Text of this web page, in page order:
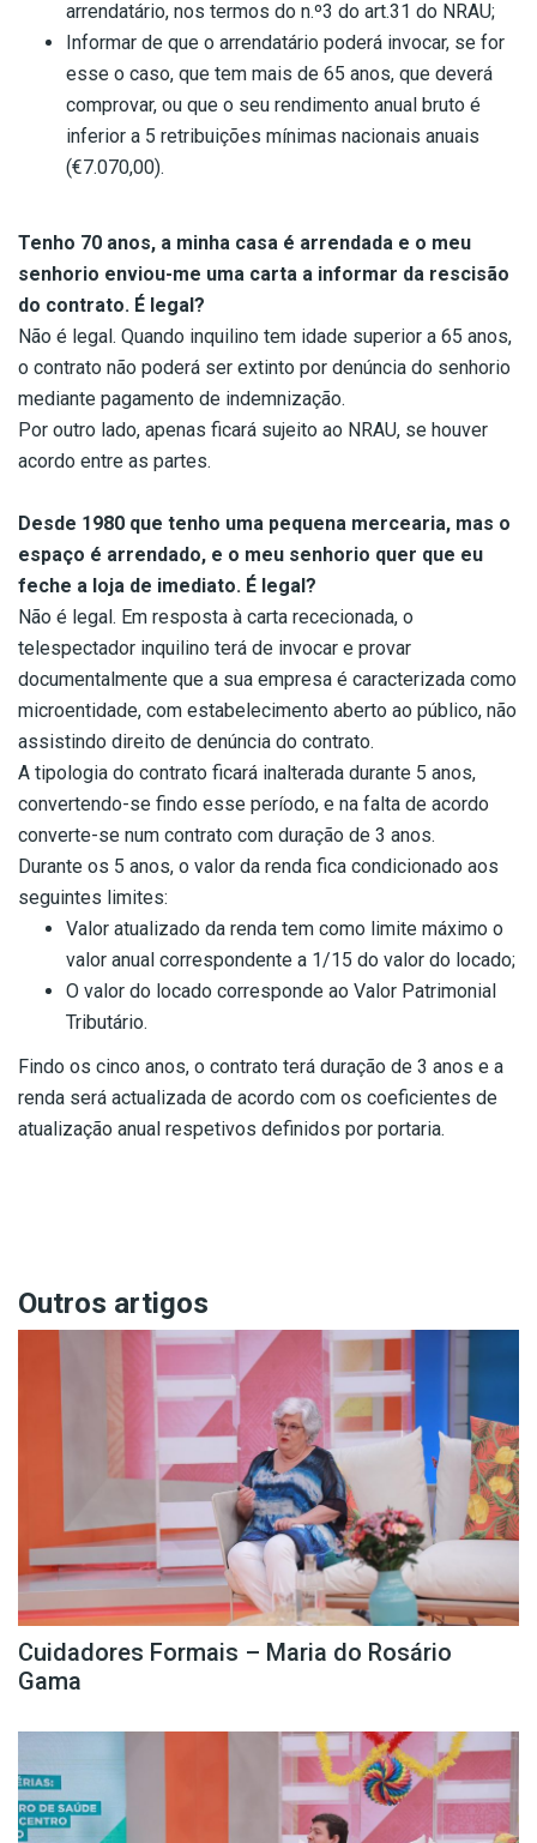
arrendatário, nos termos do n.º3 do art.31 do NRAU;
Informar de que o arrendatário poderá invocar, se for
esse o caso, que tem mais de 65 anos, que deverá
comprovar, ou que o seu rendimento anual bruto é
inferior a 5 retribuições mínimas nacionais anuais
(€7.070,00).
Tenho 70 anos, a minha casa é arrendada e o meu
senhorio enviou-me uma carta a informar da rescisão
do contrato. É legal?
Não é legal. Quando inquilino tem idade superior a 65 anos,
o contrato não poderá ser extinto por denúncia do senhorio
mediante pagamento de indemnização.
Por outro lado, apenas ficará sujeito ao NRAU, se houver
acordo entre as partes.
Desde 1980 que tenho uma pequena mercearia, mas o
espaço é arrendado, e o meu senhorio quer que eu
feche a loja de imediato. É legal?
Não é legal. Em resposta à carta rececionada, o
telespectador inquilino terá de invocar e provar
documentalmente que a sua empresa é caracterizada como
microentidade, com estabelecimento aberto ao público, não
assistindo direito de denúncia do contrato.
A tipologia do contrato ficará inalterada durante 5 anos,
convertendo-se findo esse período, e na falta de acordo
converte-se num contrato com duração de 3 anos.
Durante os 5 anos, o valor da renda fica condicionado aos
seguintes limites:
Valor atualizado da renda tem como limite máximo o
valor anual correspondente a 1/15 do valor do locado;
O valor do locado corresponde ao Valor Patrimonial
Tributário.
Findo os cinco anos, o contrato terá duração de 3 anos e a
renda será actualizada de acordo com os coeficientes de
atualização anual respetivos definidos por portaria.
Outros artigos
Cuidadores Formais – Maria do Rosário
Gama